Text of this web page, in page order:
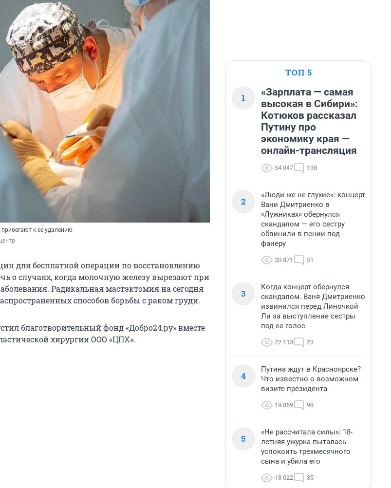
к ее удалению
для бесплатной операции по восстановлению
о случаях, когда молочную железу вырезают при
Радикальная мастэктомия на сегодня
способов борьбы с раком груди.
благотворительный фонд «Добро24.ру» вместе
хирургии ООО «ЦПХ».
ТОП 5
1
«Зарплата — самая
высокая в Сибири»:
Котюков рассказал
Путину про
экономику края —
онлайн-трансляция
54 047 138
2
«Люди же не глухие»: концерт
Вани Дмитриенко в
«Лужниках» обернулся
скандалом — его сестру
обвинили в пении под
фанеру
30 871 51
3
Когда концерт обернулся
скандалом. Ваня Дмитриенко
извинился перед Линочкой
Ли за выступление сестры
под ее голос
22 113 23
4
Путина ждут в Красноярске?
Что известно о возможном
визите президента
19 869 99
5
«Не рассчитала силы»: 18-
летняя ужурка пыталась
успокоить трехмесячного
сына и убила его
18 022 35